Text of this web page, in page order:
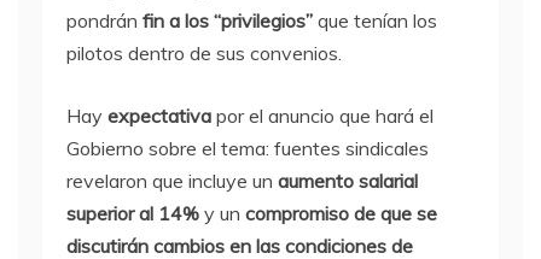
pondrán fin a los “privilegios” que tenían los
pilotos dentro de sus convenios.
Hay expectativa por el anuncio que hará el
Gobierno sobre el tema: fuentes sindicales
revelaron que incluye un aumento salarial
superior al 14% y un compromiso de que se
discutirán cambios en las condiciones de